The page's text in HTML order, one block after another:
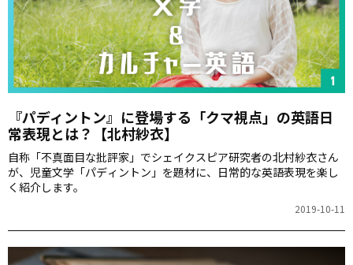
『パディントン』に登場する「クマ視点」の英語日
常表現とは？【北村紗衣】
自称「不真面目な批評家」でシェイクスピア研究者の北村紗衣さん
が、児童文学「パディントン」を題材に、日常的な英語表現を楽し
く紹介します。
2019-10-11